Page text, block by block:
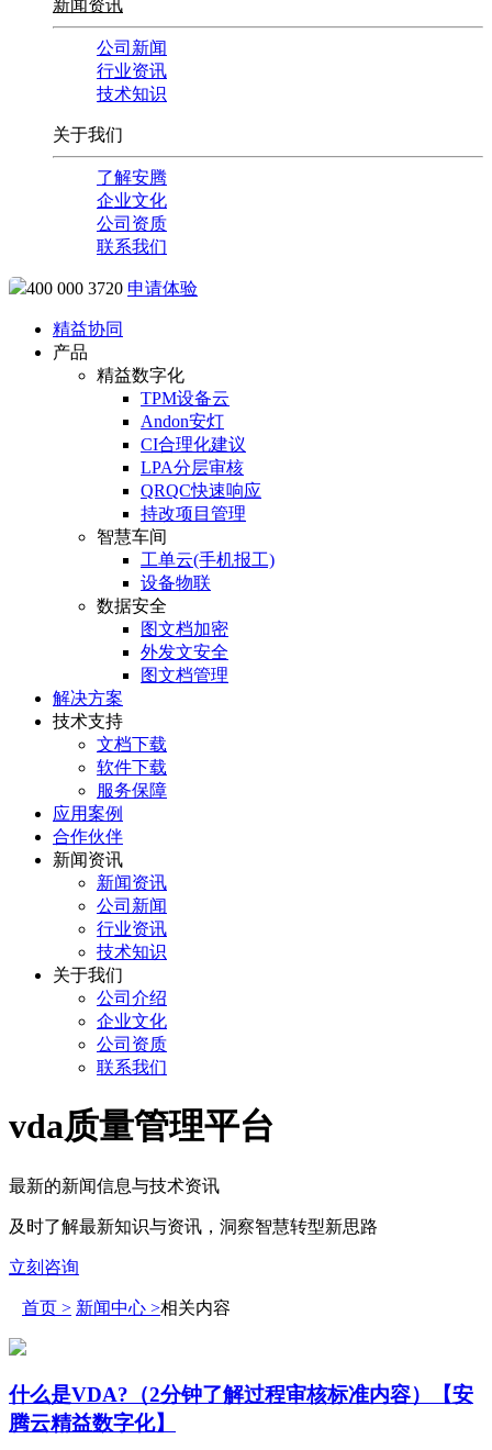
新闻资讯
公司新闻
行业资讯
技术知识
关于我们
了解安腾
企业文化
公司资质
联系我们
400 000 3720 申请体验
精益协同
产品
精益数字化
TPM设备云
Andon安灯
CI合理化建议
LPA分层审核
QRQC快速响应
持改项目管理
智慧车间
工单云(手机报工)
设备物联
数据安全
图文档加密
外发文安全
图文档管理
解决方案
技术支持
文档下载
软件下载
服务保障
应用案例
合作伙伴
新闻资讯
新闻资讯
公司新闻
行业资讯
技术知识
关于我们
公司介绍
企业文化
公司资质
联系我们
vda质量管理平台
最新的新闻信息与技术资讯
及时了解最新知识与资讯，洞察智慧转型新思路
立刻咨询
首页 > 新闻中心 >相关内容
什么是VDA?（2分钟了解过程审核标准内容）【安
腾云精益数字化】